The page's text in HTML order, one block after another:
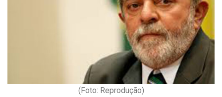
(Foto: Reprodução)